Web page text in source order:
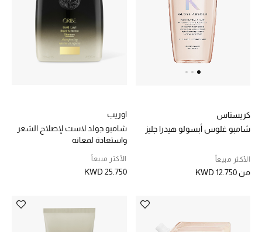
هدايا للنساء
ركن الفخامة
جميع الحقائب النسائية
جميع الإكسسورات النسائية
كريستاس
شامبو غلوس أبسولو هيدرا جليز
الأكثر مبيعاً
منKWD 12.750
اوريب
شامبو جولد لاست لإصلاح الشعر
واستعادة لمعانه
الأكثر مبيعاً
KWD 25.750